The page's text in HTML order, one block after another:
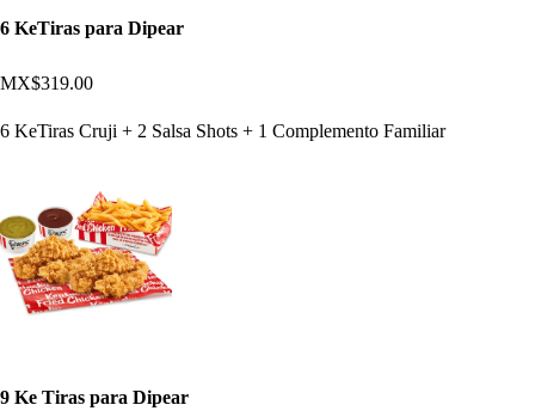
6 KeTiras para Dipear
MX$319.00
6 KeTiras Cruji + 2 Salsa Shots + 1 Complemento Familiar
9 Ke Tiras para Dipear